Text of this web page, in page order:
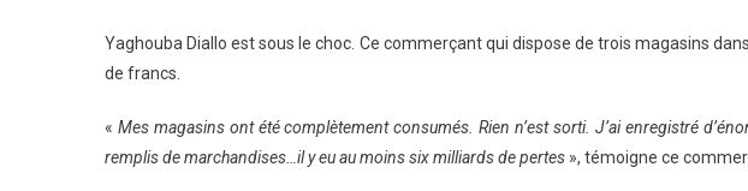
Yaghouba Diallo est sous le choc. Ce commerçant qui dispose de trois magasins
de francs.
« Mes magasins ont été complètement consumés. Rien n’est sorti. J’ai enregistré
remplis de marchandises…il y eu au moins six milliards de pertes », témoigne ce